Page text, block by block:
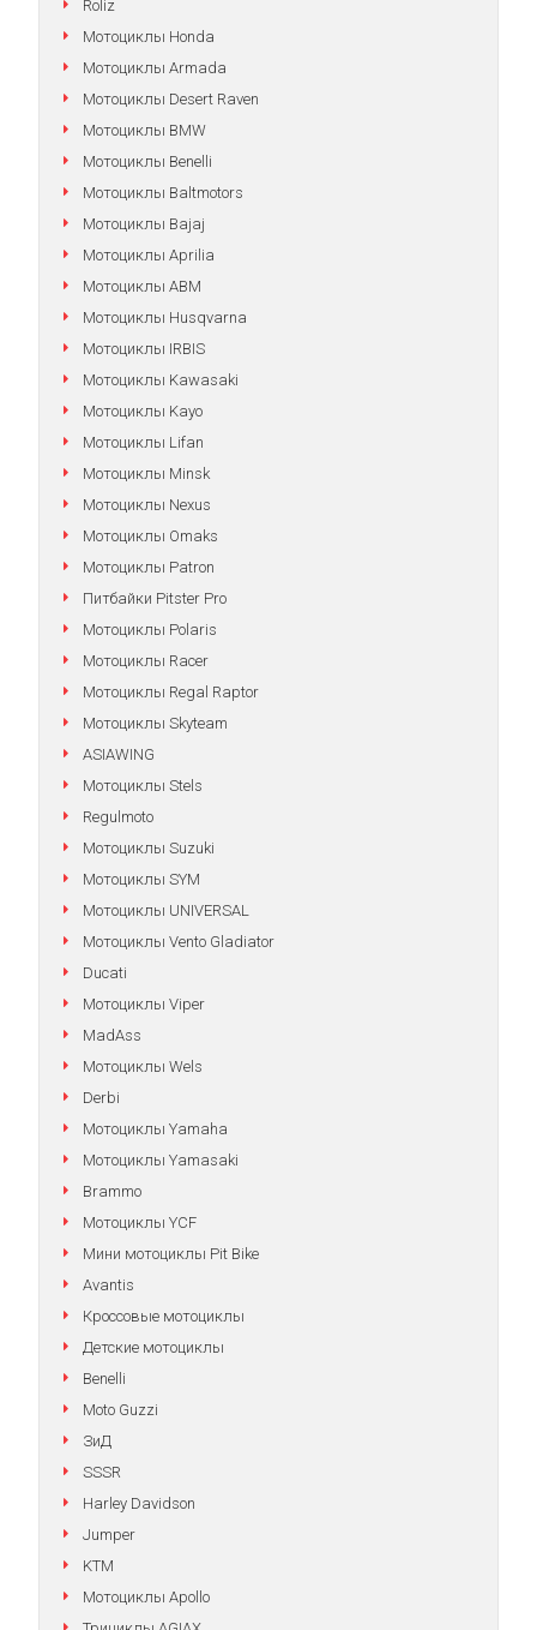
Roliz
Мотоциклы Honda
Мотоциклы Armada
Мотоциклы Desert Raven
Мотоциклы BMW
Мотоциклы Benelli
Мотоциклы Baltmotors
Мотоциклы Bajaj
Мотоциклы Aprilia
Мотоциклы АВМ
Мотоциклы Husqvarna
Мотоциклы IRBIS
Мотоциклы Kawasaki
Мотоциклы Kayo
Мотоциклы Lifan
Мотоциклы Minsk
Мотоциклы Nexus
Мотоциклы Omaks
Мотоциклы Patron
Питбайки Pitster Pro
Мотоциклы Polaris
Мотоциклы Racer
Мотоциклы Regal Raptor
Мотоциклы Skyteam
ASIAWING
Мотоциклы Stels
Regulmoto
Мотоциклы Suzuki
Мотоциклы SYM
Мотоциклы UNIVERSAL
Мотоциклы Vento Gladiator
Ducati
Мотоциклы Viper
MadAss
Мотоциклы Wels
Derbi
Мотоциклы Yamaha
Мотоциклы Yamasaki
Brammo
Мотоциклы YCF
Мини мотоциклы Pit Bike
Avantis
Кроссовые мотоциклы
Детские мотоциклы
Benelli
Moto Guzzi
ЗиД
SSSR
Harley Davidson
Jumper
KTM
Мотоциклы Apollo